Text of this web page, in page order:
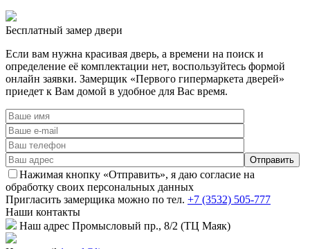
Бесплатный замер двери
Если вам нужна красивая дверь, а времени на поиск и
определение её комплектации нет, воспользуйтесь формой
онлайн заявки. Замерщик «Первого гипермаркета дверей»
приедет к Вам домой в удобное для Вас время.
Нажимая кнопку «Отправить», я даю согласие на
обработку своих персональных данных
Пригласить замерщика можно по тел. +7 (3532) 505-777
Наши контакты
Наш адрес Промысловый пр., 8/2 (ТЦ Маяк)